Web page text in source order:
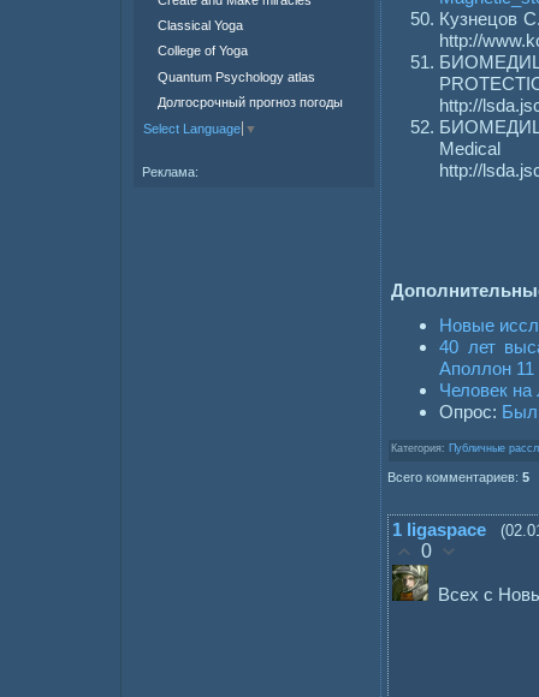
Classical Yoga
College of Yoga
Quantum Psychology atlas
Долгосрочный прогноз погоды
Select Language ▼
Реклама:
Кузнецов
http://
http://
http://
Новые
40 лет
Аполлон 11
Человек
Опрос:
Категория: Публичные
Всего комментариев: 5
1 ligaspace
0
Всех с